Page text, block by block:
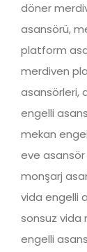
döner
asansörü,
platform
merdiven
asansörleri,
engelli
mekan
eve asansör
monşarj
vida engelli
sonsuz vida
engelli